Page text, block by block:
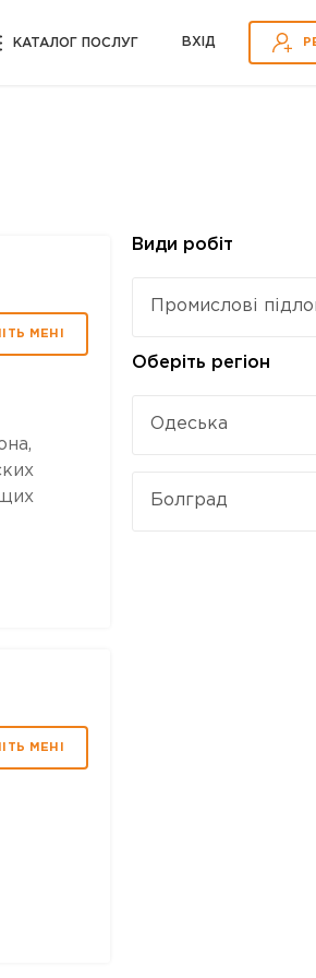
КАТАЛОГ ПОСЛУГ ВХІД
МЕНІ
МЕНІ
Види робіт
Промислові
Оберіть регіон
Одеська
Болград